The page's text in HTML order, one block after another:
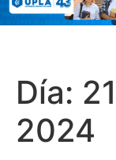
Día:
2024